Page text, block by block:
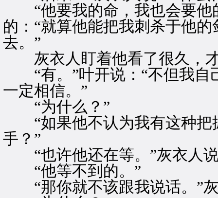
“他要我的命，我也会要他
的：“就算他能把我刺杀于他
去。”
灰衣人盯着他看了很久，才
“有。”叶开说：“不但我自
一定相信。”
“为什么？”
“如果他不认为我有这种把
手？”
“也许他还在等。”灰衣人说
“他等不到的。”
“那你就不该跟我说话。”